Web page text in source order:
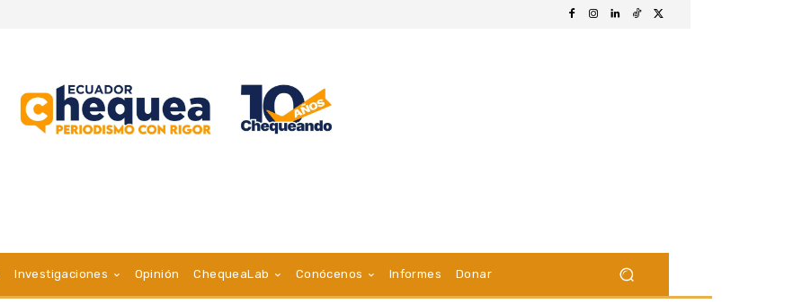
Investigaciones Opinión ChequeaLab Conócenos Informes Donar